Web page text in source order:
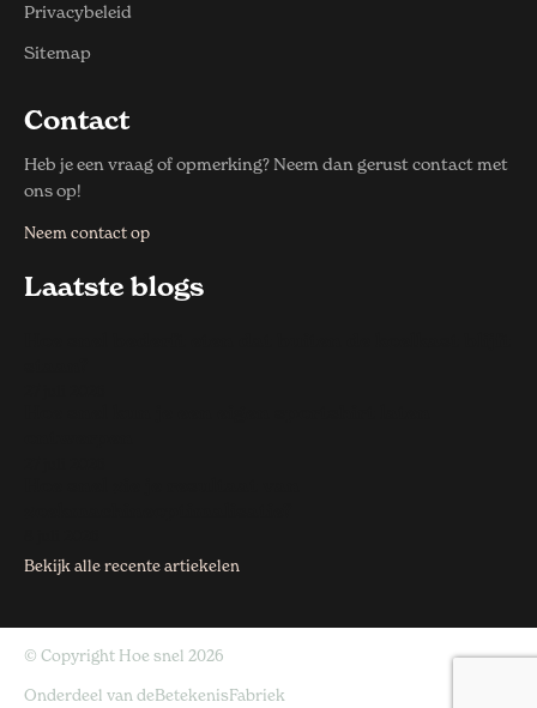
Privacybeleid
Sitemap
Contact
Heb je een vraag of opmerking? Neem dan gerust contact met
ons op!
Neem contact op
Laatste blogs
Bekijk alle recente artiekelen
© Copyright Hoe snel 2026
Onderdeel van deBetekenisFabriek